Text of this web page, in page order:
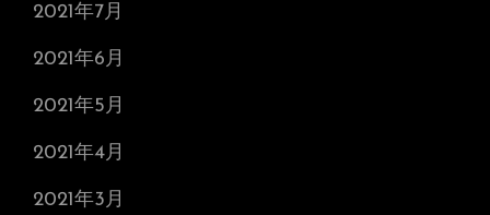
2021年7月
2021年6月
2021年5月
2021年4月
2021年3月